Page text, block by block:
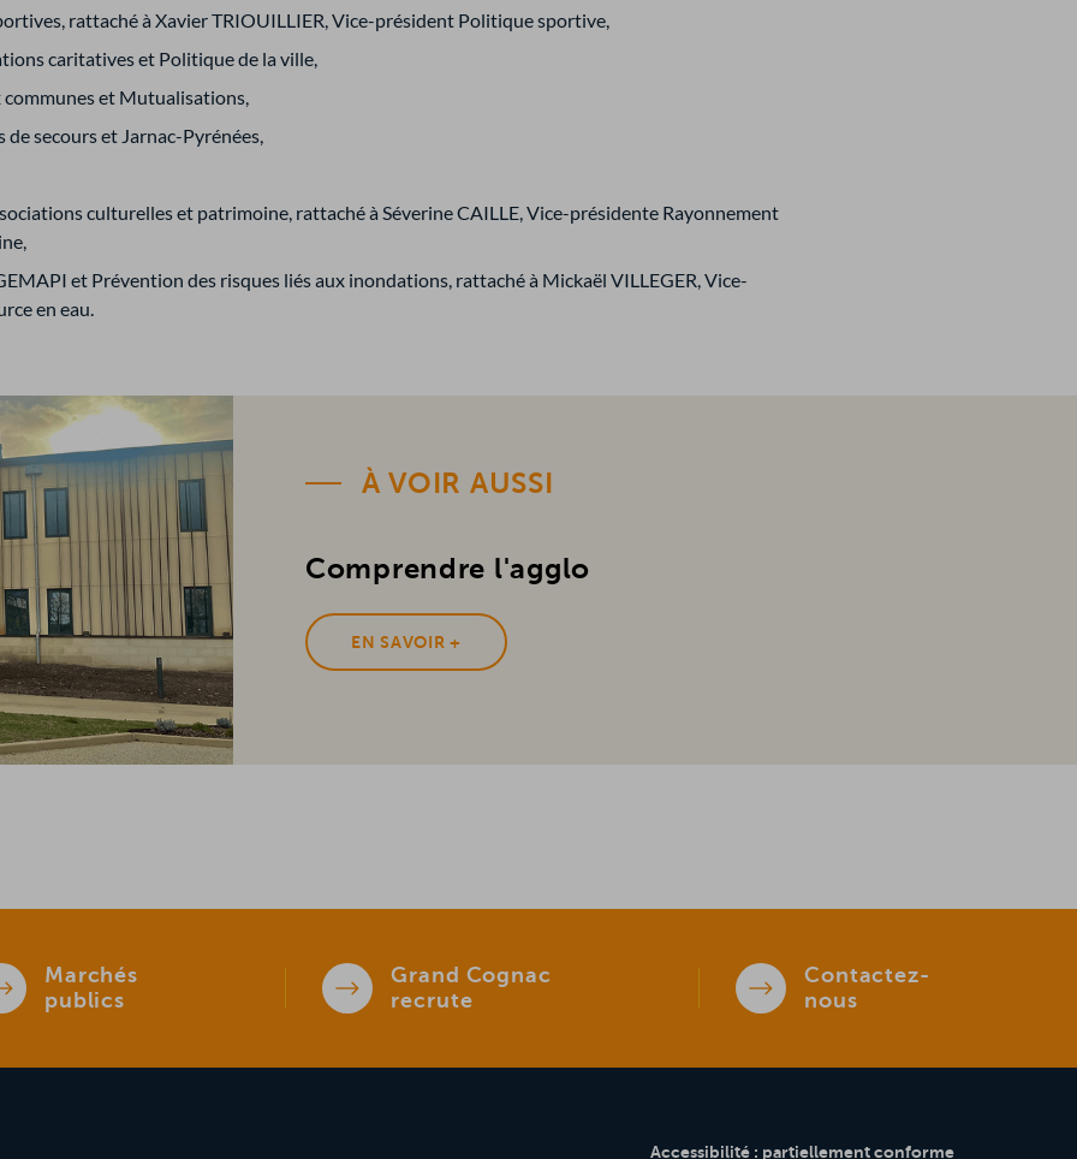
rattaché à Xavier TRIOUILLIER, Vice-président Politique sportive,
caritatives et Politique de la ville,
communes et Mutualisations,
de secours et Jarnac-Pyrénées,
culturelles et patrimoine, rattaché à Séverine CAILLE, Vice-présidente Rayonnement
et Prévention des risques liés aux inondations, rattaché à Mickaël VILLEGER, Vice-
en eau.
À VOIR AUSSI
Comprendre l'agglo
EN SAVOIR +
Marchés
publics
Grand Cognac
recrute
Contactez-
nous
Accessibilité : partiellement conforme